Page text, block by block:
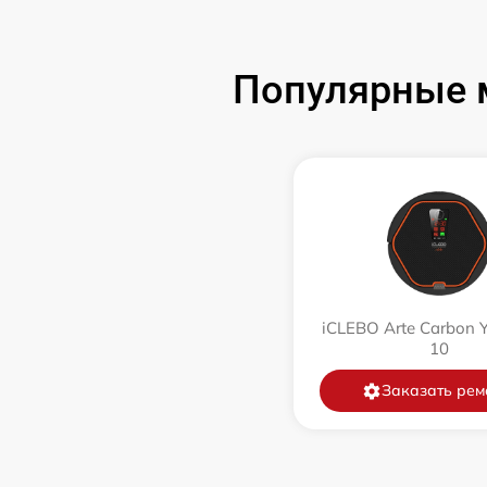
Ремонт цепи питания
Замена датчиков управления, высоты,
Популярные
iCLEBO Arte Carbon
10
Заказать